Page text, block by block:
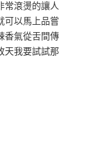
常滾燙的讓人
可以馬上品嘗
香氣從舌間傳
天我要試試那